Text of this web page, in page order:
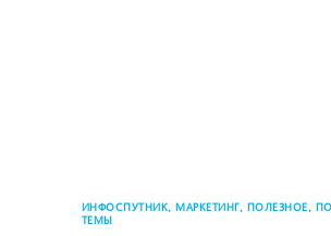
ИНФОСПУТНИК, МАРКЕТИНГ, ПОЛЕЗНОЕ,
ТЕМЫ